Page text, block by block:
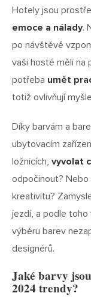
Hotely jsou
emoce a nálady.
po návštěvě
vaši hosté měli na
potřeba umět
totiž ovlivňují
Díky barvám a
ubytovacím
ložnicích, vyvolat
odpočinout?
kreativitu?
jezdí, a podle toho
výběru barev
designérů.
Jaké barvy
2024 trendy?